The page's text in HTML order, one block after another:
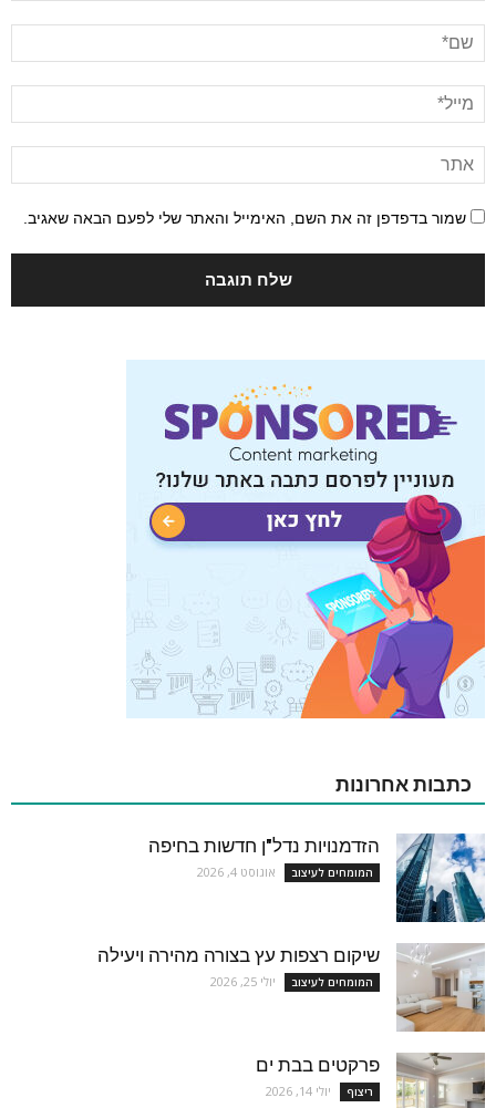
שמור בדפדפן זה את השם, האימייל והאתר שלי לפעם הבאה שאגיב.
כתבות אחרונות
הזדמנויות נדל"ן חדשות בחיפה
המומחים לעיצוב אוגוסט 4, 2026
שיקום רצפות עץ בצורה מהירה ויעילה
המומחים לעיצוב יולי 25, 2026
פרקטים בבת ים
ריצוף יולי 14, 2026